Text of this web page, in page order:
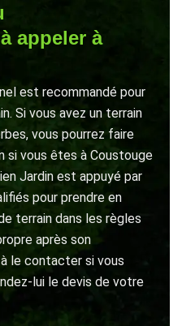
appeler à
est recommandé pour
Si vous avez un terrain
vous pourrez faire
si vous êtes à Coustouge
Jardin est appuyé par
pour prendre en
terrain dans les règles
après son
le contacter si vous
lui le devis de votre